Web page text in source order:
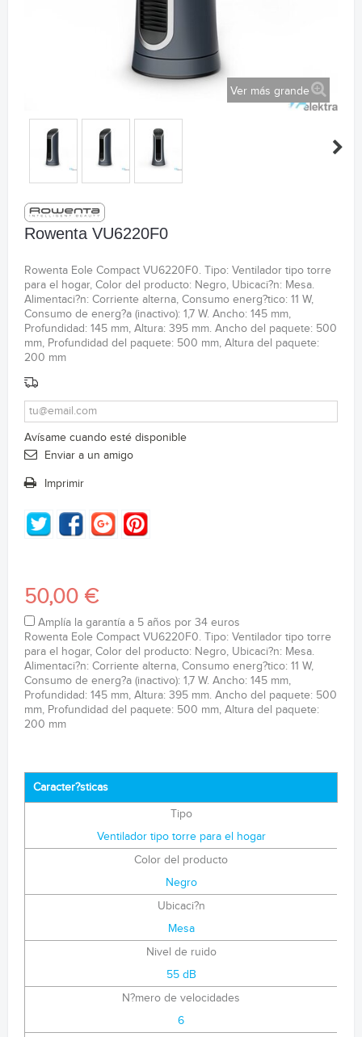
Ver más grande
Rowenta VU6220F0
Rowenta Eole Compact VU6220F0. Tipo: Ventilador tipo torre
para el hogar, Color del producto: Negro, Ubicaci?n: Mesa.
Alimentaci?n: Corriente alterna, Consumo energ?tico: 11 W,
Consumo de energ?a (inactivo): 1,7 W. Ancho: 145 mm,
Profundidad: 145 mm, Altura: 395 mm. Ancho del paquete: 500
mm, Profundidad del paquete: 500 mm, Altura del paquete:
200 mm
Avísame cuando esté disponible
Enviar a un amigo
Imprimir
50,00 €
Amplía la garantía a 5 años por 34 euros
Rowenta Eole Compact VU6220F0. Tipo: Ventilador tipo torre
para el hogar, Color del producto: Negro, Ubicaci?n: Mesa.
Alimentaci?n: Corriente alterna, Consumo energ?tico: 11 W,
Consumo de energ?a (inactivo): 1,7 W. Ancho: 145 mm,
Profundidad: 145 mm, Altura: 395 mm. Ancho del paquete: 500
mm, Profundidad del paquete: 500 mm, Altura del paquete:
200 mm
Caracter?sticas
Tipo
Ventilador tipo torre para el hogar
Color del producto
Negro
Ubicaci?n
Mesa
Nivel de ruido
55 dB
N?mero de velocidades
6